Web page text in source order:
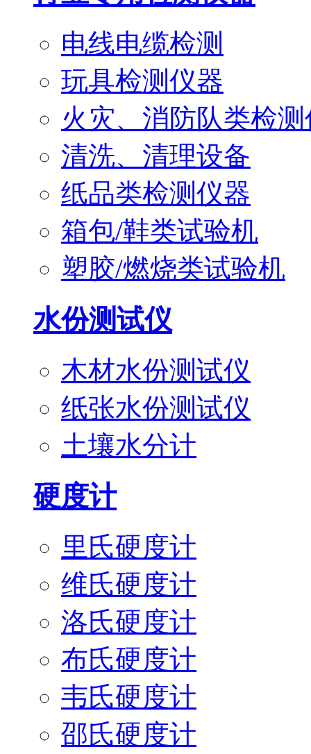
电线电缆检测
玩具检测仪器
火灾、消防队类检
清洗、清理设备
纸品类检测仪器
箱包/鞋类试验机
塑胶/燃烧类试验机
水份测试仪
木材水份测试仪
纸张水份测试仪
土壤水分计
硬度计
里氏硬度计
维氏硬度计
洛氏硬度计
布氏硬度计
韦氏硬度计
邵氏硬度计